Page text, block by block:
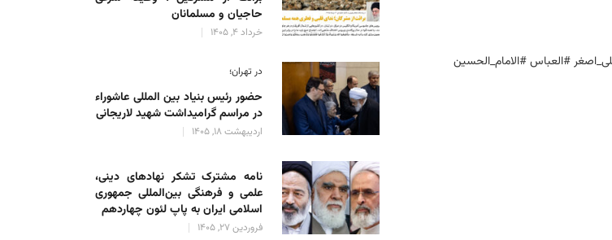
#العباس #الامام_الحسین
حاجیان و مسلمانان
خرداد 4, 1405
در تهران؛
حضور رئیس بنیاد بین المللی عاشوراء
در مراسم گرامیداشت شهید لاریجانی
اردیبهشت 18, 1405
نامه مشترک تشکر نهادهای دینی،
علمی و فرهنگی بین‌المللی جمهوری
اسلامی ایران به پاپ لئون چهاردهم
فروردین 27, 1405